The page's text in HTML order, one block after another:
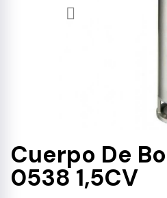
Cuerpo De
0538 1,5CV